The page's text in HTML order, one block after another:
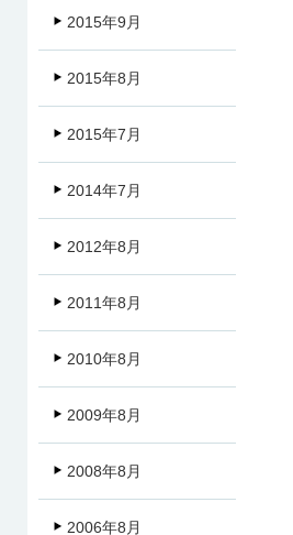
2015年9月
2015年8月
2015年7月
2014年7月
2012年8月
2011年8月
2010年8月
2009年8月
2008年8月
2006年8月